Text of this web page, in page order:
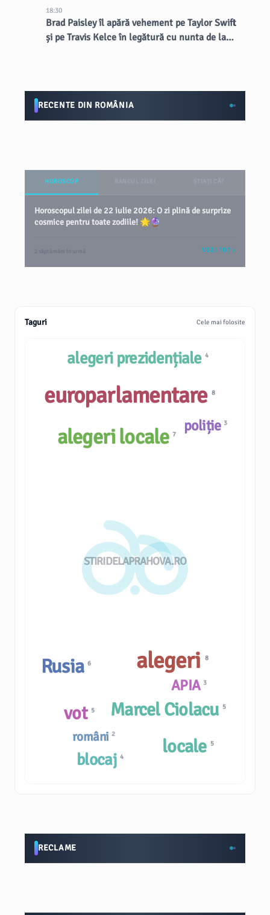
18:30
Brad Paisley îl apără vehement pe Taylor Swift
și pe Travis Kelce în legătură cu nunta de la
RECENTE DIN ROMÂNIA
HOROSCOP
Horoscopul zilei de 22 iulie 2026: O zi plină de surprize
cosmice pentru toate zodiile! 🌟🔮
2 săptămâni în urmă VEZI TOT
Taguri Cele mai folosite
STIRIDELAPRAHOVA.RO
români 2
blocaj4
Marcel Ciolacu 5
poliție 3
alegeri locale7
vot 5
alegeri 8
alegeri prezidențiale4
locale 5
Rusia6
APIA 3
europarlamentare8
RECLAME